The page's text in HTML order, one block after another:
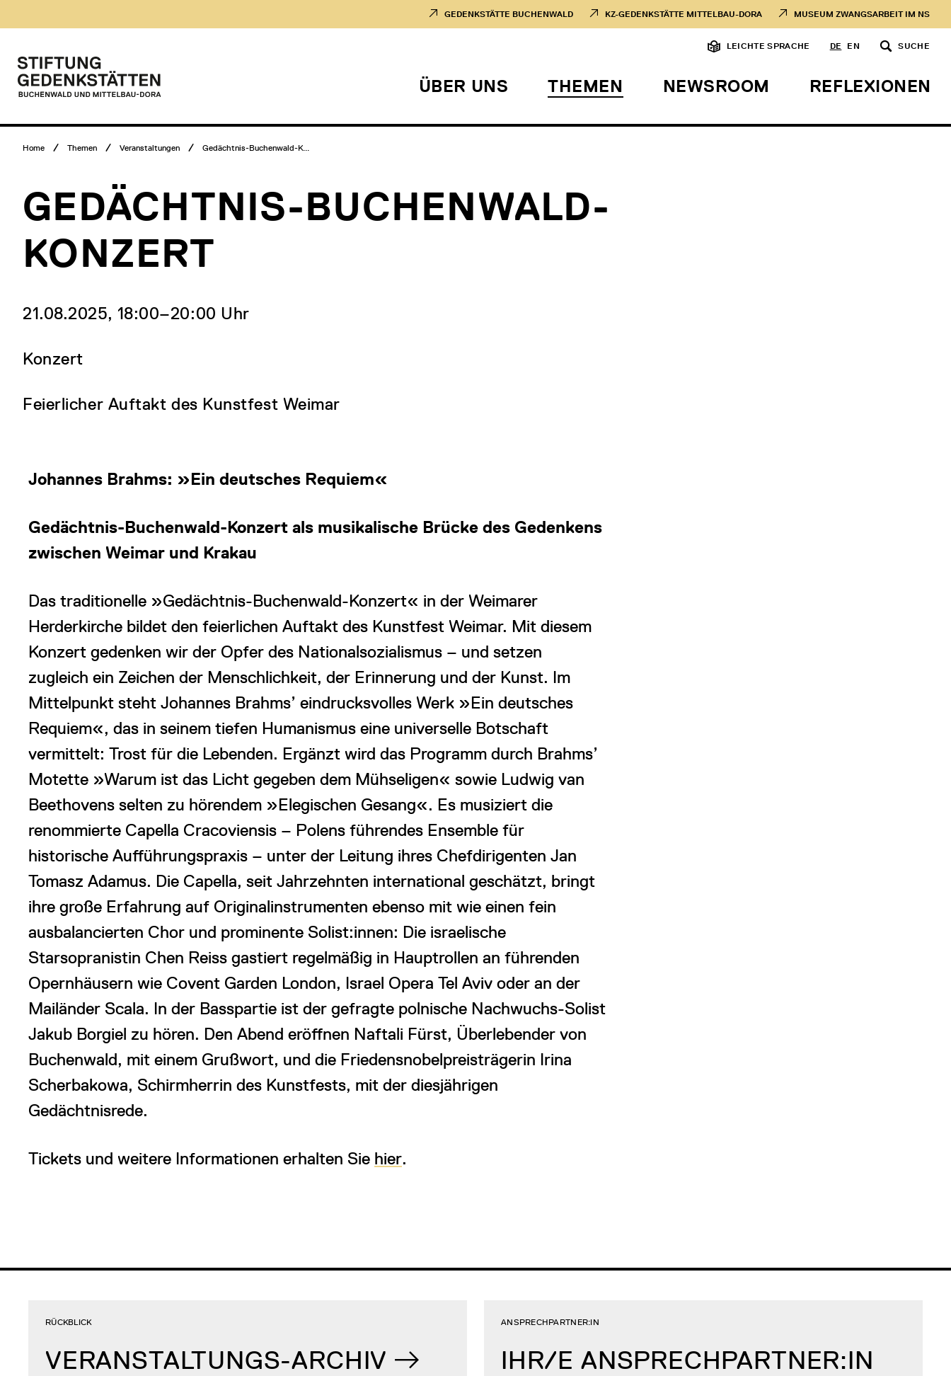
Inhalt
GEDENKSTÄTTE BUCHENWALD KZ-GEDENKSTÄTTE MITTELBAU-DORA MUSEUM ZWANGSARBEIT IM NS
Hauptmenü
LEICHTE SPRACHE DE EN SUCHE
Logo
Stiftung
und
Dora
ÜBER UNS THEMEN NEWSROOM REFLEXIONEN
Breadcrumb
Home Themen Veranstaltungen Gedächtnis-Buchenwald-K...
GEDÄCHTNIS-BUCHENWALD-
KONZERT
21.08.2025, 18:00‒20:00 Uhr
Konzert
Feierlicher Auftakt des Kunstfest Weimar
Johannes Brahms: »Ein deutsches Requiem«
Gedächtnis-Buchenwald-Konzert als musikalische Brücke des Gedenkens
zwischen Weimar und Krakau
Das traditionelle »Gedächtnis-Buchenwald-Konzert« in der Weimarer
Herderkirche bildet den feierlichen Auftakt des Kunstfest Weimar. Mit diesem
Konzert gedenken wir der Opfer des Nationalsozialismus – und setzen
zugleich ein Zeichen der Menschlichkeit, der Erinnerung und der Kunst. Im
Mittelpunkt steht Johannes Brahms’ eindrucksvolles Werk »Ein deutsches
Requiem«, das in seinem tiefen Humanismus eine universelle Botschaft
vermittelt: Trost für die Lebenden. Ergänzt wird das Programm durch Brahms’
Motette »Warum ist das Licht gegeben dem Mühseligen« sowie Ludwig van
Beethovens selten zu hörendem »Elegischen Gesang«. Es musiziert die
renommierte Capella Cracoviensis – Polens führendes Ensemble für
historische Aufführungspraxis – unter der Leitung ihres Chefdirigenten Jan
Tomasz Adamus. Die Capella, seit Jahrzehnten international geschätzt, bringt
ihre große Erfahrung auf Originalinstrumenten ebenso mit wie einen fein
ausbalancierten Chor und prominente Solist:innen: Die israelische
Starsopranistin Chen Reiss gastiert regelmäßig in Hauptrollen an führenden
Opernhäusern wie Covent Garden London, Israel Opera Tel Aviv oder an der
Mailänder Scala. In der Basspartie ist der gefragte polnische Nachwuchs-Solist
Jakub Borgiel zu hören. Den Abend eröffnen Naftali Fürst, Überlebender von
Buchenwald, mit einem Grußwort, und die Friedensnobelpreisträgerin Irina
Scherbakowa, Schirmherrin des Kunstfests, mit der diesjährigen
Gedächtnisrede.
Tickets und weitere Informationen erhalten Sie hier.
VERANSTALTUNGS-ARCHIV
RÜCKBLICK
IHR/E ANSPRECH­PARTNER:IN
ANSPRECHPARTNER:IN